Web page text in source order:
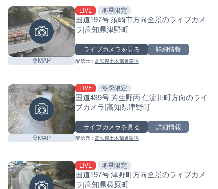
MAP
LIVE 冬季限定
国道197号 須崎市方向全景のライブカメ
ラ|高知県津野町
ライブカメラを見る 詳細情報
配信元： 高知県土木部道路課
MAP
LIVE 冬季限定
国道439号 芳生野丙 仁淀川町方向のライ
ブカメラ|高知県津野町
ライブカメラを見る 詳細情報
配信元： 高知県土木部道路課
LIVE 冬季限定
国道197号 津野町方向全景のライブカメ
ラ|高知県梼原町